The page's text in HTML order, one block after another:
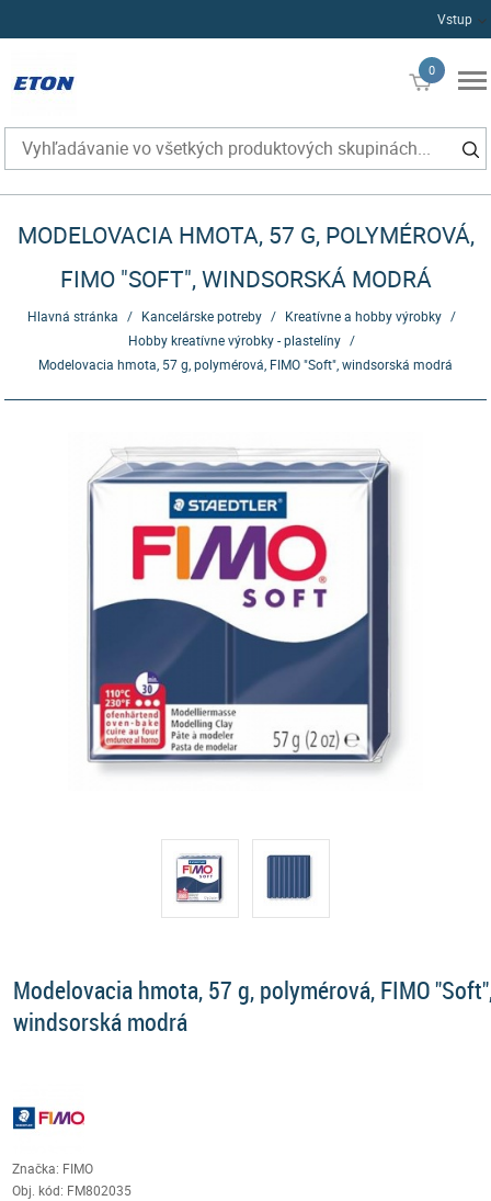
Vstup
0
€0
MODELOVACIA HMOTA, 57 G, POLYMÉROVÁ,
FIMO "SOFT", WINDSORSKÁ MODRÁ
Hlavná stránka / Kancelárske potreby / Kreatívne a hobby výrobky /
Hobby kreatívne výrobky - plastelíny /
Modelovacia hmota, 57 g, polymérová, FIMO "Soft", windsorská modrá
Modelovacia hmota, 57 g, polymérová, FIMO
windsorská modrá
Značka: FIMO
Obj. kód: FM802035